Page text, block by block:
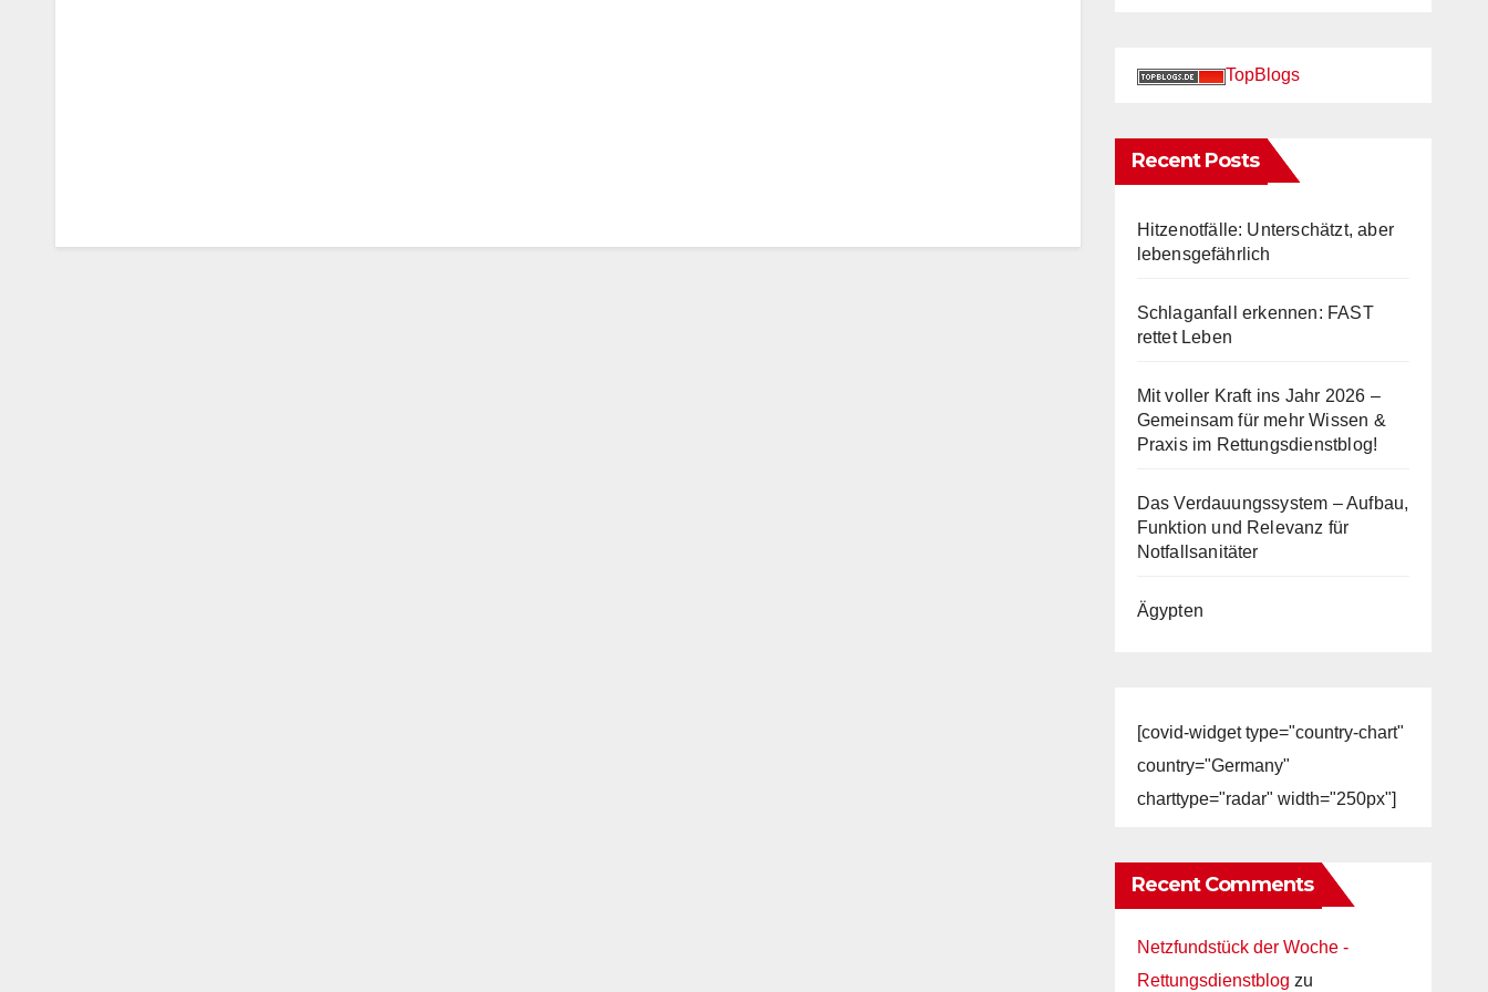
TopBlogs
Recent Posts
Hitzenotfälle: Unterschätzt, aber
lebensgefährlich
Schlaganfall erkennen: FAST
rettet Leben
Mit voller Kraft ins Jahr 2026 –
Gemeinsam für mehr Wissen &
Praxis im Rettungsdienstblog!
Das Verdauungssystem – Aufbau,
Funktion und Relevanz für
Notfallsanitäter
Ägypten
[covid-widget type="country-chart"
country="Germany"
charttype="radar" width="250px"]
Recent Comments
Netzfundstück der Woche -
Rettungsdienstblog zu